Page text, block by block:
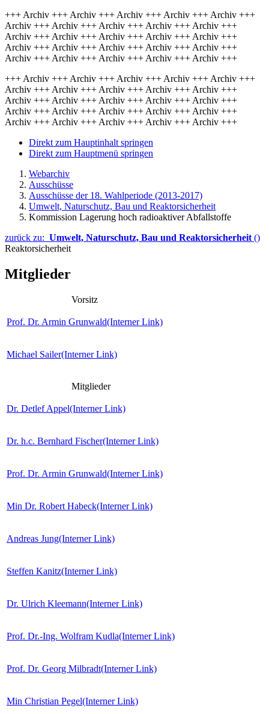
+++ Archiv +++ Archiv +++ Archiv +++ Archiv +++ Archiv +++
Archiv +++ Archiv +++ Archiv +++ Archiv +++ Archiv +++
Archiv +++ Archiv +++ Archiv +++ Archiv +++ Archiv +++
Archiv +++ Archiv +++ Archiv +++ Archiv +++ Archiv +++
Archiv +++ Archiv +++ Archiv +++ Archiv +++ Archiv +++
+++ Archiv +++ Archiv +++ Archiv +++ Archiv +++ Archiv +++
Archiv +++ Archiv +++ Archiv +++ Archiv +++ Archiv +++
Archiv +++ Archiv +++ Archiv +++ Archiv +++ Archiv +++
Archiv +++ Archiv +++ Archiv +++ Archiv +++ Archiv +++
Archiv +++ Archiv +++ Archiv +++ Archiv +++ Archiv +++
Direkt zum Hauptinhalt springen
Direkt zum Hauptmenü springen
Webarchiv
Ausschüsse
Ausschüsse der 18. Wahlperiode (2013-2017)
Umwelt, Naturschutz, Bau und Reaktorsicherheit
Kommission Lagerung hoch radioaktiver Abfallstoffe
zurück zu: Umwelt, Naturschutz, Bau und Reaktorsicherheit ()
Reaktorsicherheit
Mitglieder
Vorsitz
Prof. Dr. Armin Grunwald(Interner Link)
Michael Sailer(Interner Link)
Mitglieder
Dr. Detlef Appel(Interner Link)
Dr. h.c. Bernhard Fischer(Interner Link)
Prof. Dr. Armin Grunwald(Interner Link)
Min Dr. Robert Habeck(Interner Link)
Andreas Jung(Interner Link)
Steffen Kanitz(Interner Link)
Dr. Ulrich Kleemann(Interner Link)
Prof. Dr.-Ing. Wolfram Kudla(Interner Link)
Prof. Dr. Georg Milbradt(Interner Link)
Min Christian Pegel(Interner Link)